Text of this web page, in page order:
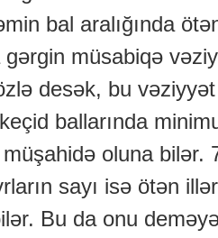
bal aralığında
gərgin müsabiqə
desək, bu
ballarında
oluna bilər.
sayı isə ötən
Bu da onu